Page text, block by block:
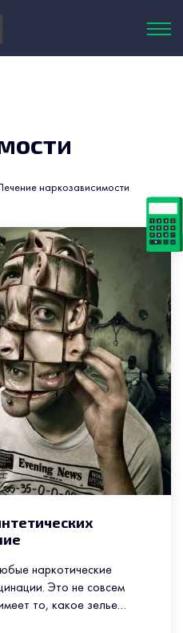
наркозависимости
наркотические
Это не совсем
то, какое зелье